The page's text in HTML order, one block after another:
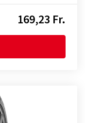
169,23 Fr.